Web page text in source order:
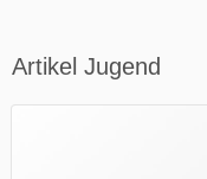
Artikel Jugend